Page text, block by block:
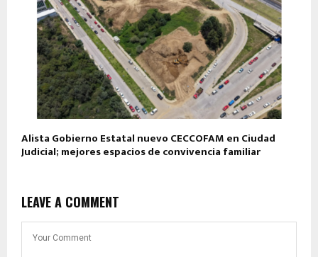
Alista Gobierno Estatal nuevo CECCOFAM en Ciudad
Judicial; mejores espacios de convivencia familiar
LEAVE A COMMENT